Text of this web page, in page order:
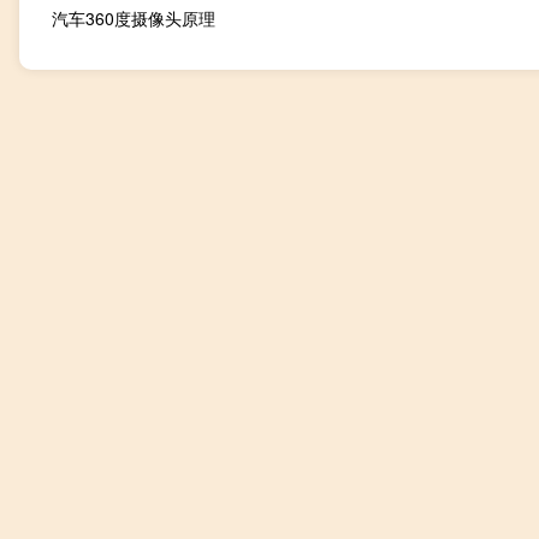
汽车360度摄像头原理